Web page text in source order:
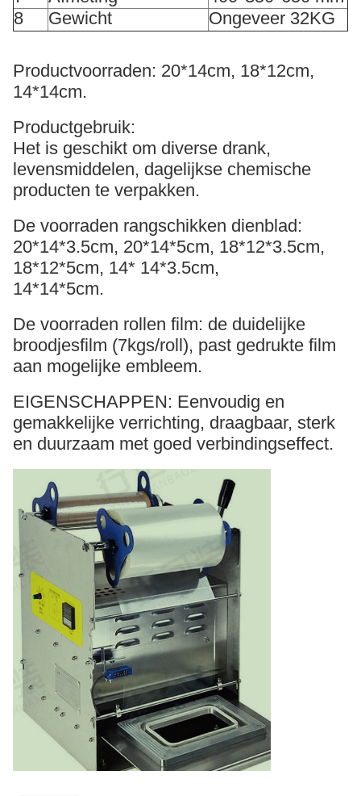
8
Gewicht Ongeveer 32KG
Productvoorraden: 20*14cm, 18*12cm,
14*14cm.
Productgebruik:
Het is geschikt om diverse drank,
levensmiddelen, dagelijkse chemische
producten te verpakken.
De voorraden rangschikken dienblad:
20*14*3.5cm, 20*14*5cm, 18*12*3.5cm,
18*12*5cm, 14* 14*3.5cm,
14*14*5cm.
De voorraden rollen film: de duidelijke
broodjesfilm (7kgs/roll), past gedrukte film
aan mogelijke embleem.
EIGENSCHAPPEN: Eenvoudig en
gemakkelijke verrichting, draagbaar, sterk
en duurzaam met goed verbindingseffect.